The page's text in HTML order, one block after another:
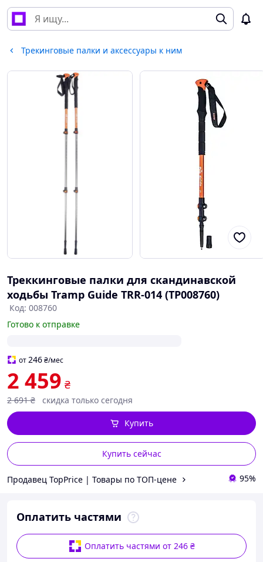
Трекинговые палки и аксессуары к ним
Треккинговые палки для скандинавской
ходьбы Tramp Guide TRR-014 (TP008760)
Код: 008760
Готово к отправке
от246₴/мес
2 459 ₴
2 691 ₴ скидка только сегодня
Купить сейчас
Купить
Продавец TopPrice | Товары по ТОП-цене 95%
Оплатить частями
Оплатить частями от 246 ₴